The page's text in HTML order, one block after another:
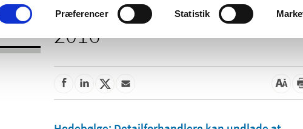
Præferencer Statistik
2016